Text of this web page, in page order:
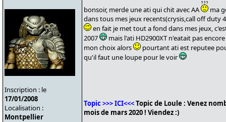
Inscription : le
17/01/2008
Localisation :
Montpellier
bonsoir, merde une ati qui chit avec AA
ma
dans tous mes jeux recents(crysis,call off duty
en fait je met tout a fond dans mes jeux,
2007
mais l'ati HD2900XT n'eatait pas
mon choix alors
pourtant ati est reputee
qu'il faut une loupe pour le voir
Topic >>> ICI<<<Topic de Loule : Venez
mois de mars 2020 ! Viendez :)